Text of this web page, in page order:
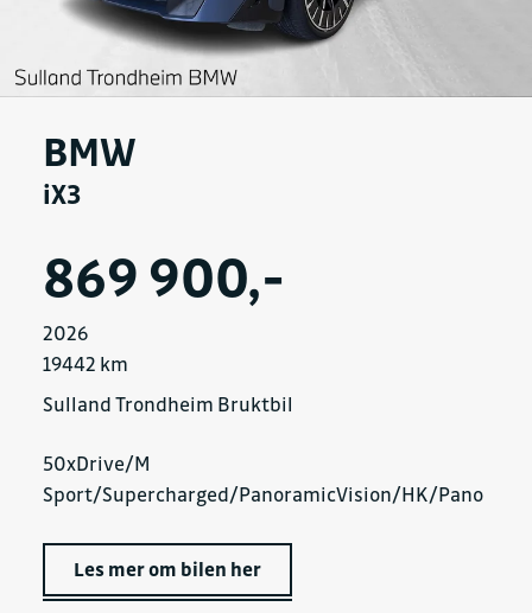
BMW
iX3
869 900,-
2026
19442 km
Sulland Trondheim Bruktbil
50xDrive/M
Sport/Supercharged/PanoramicVision/HK/Pano
Les mer om bilen her